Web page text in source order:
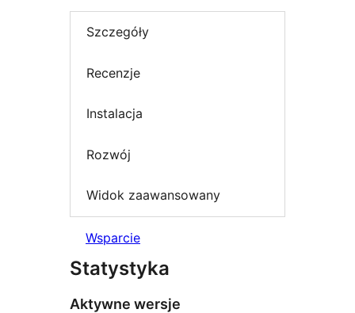
Szczegóły
Recenzje
Instalacja
Rozwój
Widok zaawansowany
Wsparcie
Statystyka
Aktywne wersje